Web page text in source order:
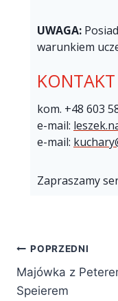
UWAGA:
warunkiem
KONTAKT
kom. +48 603
e-mail:
e-mail:
Zapraszamy
POPRZEDNI
Majówka z
Speierem